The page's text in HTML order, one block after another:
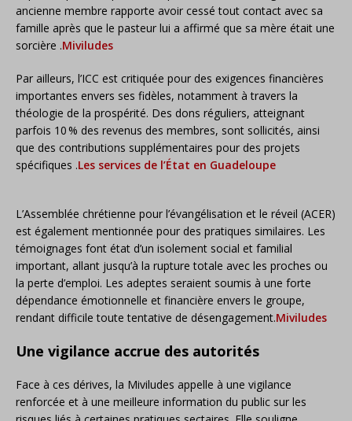
ancienne membre rapporte avoir cessé tout contact avec sa
famille après que le pasteur lui a affirmé que sa mère était une
sorcière .​Miviludes
Par ailleurs, l’ICC est critiquée pour des exigences financières
importantes envers ses fidèles, notamment à travers la
théologie de la prospérité. Des dons réguliers, atteignant
parfois 10 % des revenus des membres, sont sollicités, ainsi
que des contributions supplémentaires pour des projets
spécifiques .​Les services de l’État en Guadeloupe
L’Assemblée chrétienne pour l’évangélisation et le réveil (ACER)
est également mentionnée pour des pratiques similaires. Les
témoignages font état d’un isolement social et familial
important, allant jusqu’à la rupture totale avec les proches ou
la perte d’emploi. Les adeptes seraient soumis à une forte
dépendance émotionnelle et financière envers le groupe,
rendant difficile toute tentative de désengagement.​Miviludes
Une vigilance accrue des autorités
Face à ces dérives, la Miviludes appelle à une vigilance
renforcée et à une meilleure information du public sur les